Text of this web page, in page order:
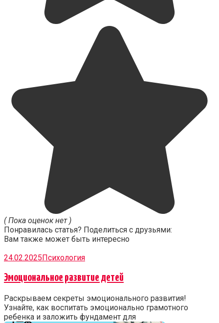
( Пока оценок нет )
Понравилась статья? Поделиться с друзьями:
Вам также может быть интересно
24.02.2025 Психология
Эмоциональное развитие детей
Раскрываем секреты эмоционального развития!
Узнайте, как воспитать эмоционально грамотного
ребенка и заложить фундамент для